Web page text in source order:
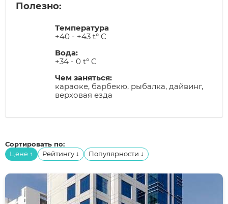
Полезно:
Температура
+40 - +43 t° C
Вода:
+34 - 0 t° C
Чем заняться:
караоке, барбекю, рыбалка, дайвинг,
верховая езда
Сортировать по:
Цене ↑ Рейтингу ↓ Популярности ↓